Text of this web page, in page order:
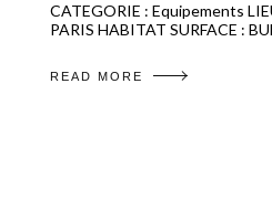
CATEGORIE : Equipements
PARIS HABITAT SURFACE :
READ MORE